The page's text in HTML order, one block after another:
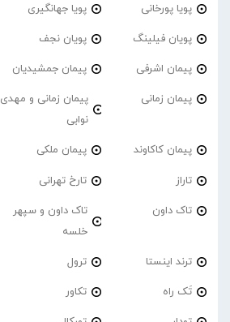
پویا پورخانی پویا جهانگیری
پویان فیلینگ پویان نجف
پیمان اشرفی پیمان جمشیدیان
پیمان زمانی
پیمان زمانی و مهدی
نوابی
پیمان کاکاوند پیمان ملکی
تاراز تارخ تهرانی
تاک داون
تاک داون و سپهر
خلسه
ترند اینستا ترول
تَک راه تکاور